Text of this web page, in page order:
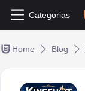
Categorias
Home Blog